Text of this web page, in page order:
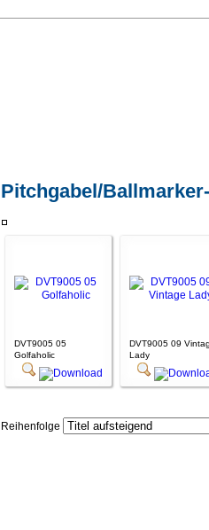
Pitchgabel/
DVT9005 05
Golfaholic
DVT9005 09
Lady
Reihenfolge